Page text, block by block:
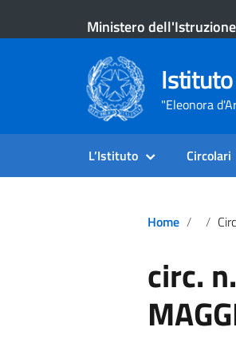
Ministero
"Eleonora
L’Istituto Circolari
Home Circ.
circ.